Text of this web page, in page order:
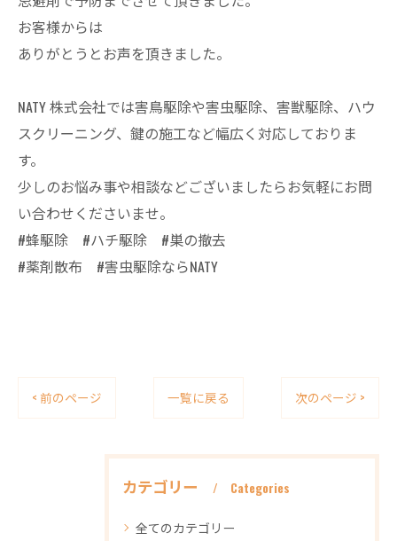
お客様からは
ありがとうとお声を頂きました。
NATY 株式会社では害鳥駆除や害虫駆除、害獣駆除、ハウ
スクリーニング、鍵の施工など幅広く対応しておりま
す。
少しのお悩み事や相談などございましたらお気軽にお問
い合わせくださいませ。
#蜂駆除 #ハチ駆除 #巣の撤去
#薬剤散布 #害虫駆除ならNATY
< 前のページ 一覧に戻る 次のページ >
カテゴリー Categories
全てのカテゴリー